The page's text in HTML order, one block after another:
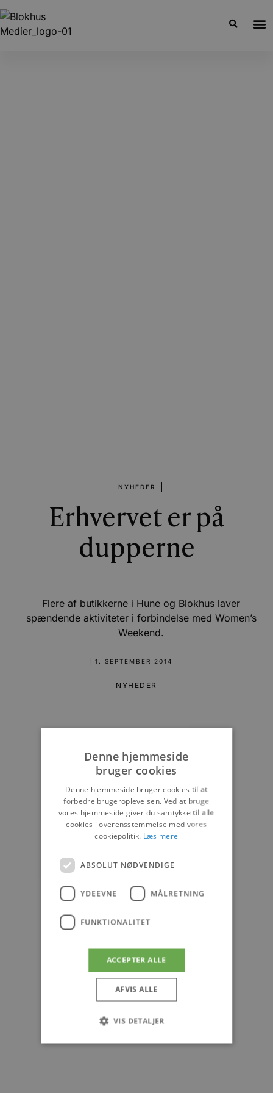
NYHEDER
Erhvervet er på
dupperne
Flere af butikkerne i Hune og Blokhus laver
spændende aktiviteter i forbindelse med Women’s
Weekend.
1. SEPTEMBER 2014
NYHEDER
Denne hjemmeside
bruger cookies
Denne hjemmeside bruger cookies til at
forbedre brugeroplevelsen. Ved at bruge
vores hjemmeside giver du samtykke til alle
cookies i overensstemmelse med vores
cookiepolitik. Læs mere
ABSOLUT NØDVENDIGE
YDEEVNE MÅLRETNING
FUNKTIONALITET
ACCEPTER ALLE
AFVIS ALLE
VIS DETALJER